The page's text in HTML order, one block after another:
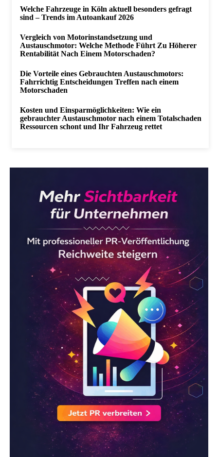
Welche Fahrzeuge in Köln aktuell besonders gefragt
sind – Trends im Autoankauf 2026
Vergleich von Motorinstandsetzung und
Austauschmotor: Welche Methode Führt Zu Höherer
Rentabilität Nach Einem Motorschaden?
Die Vorteile eines Gebrauchten Austauschmotors:
Fahrrichtig Entscheidungen Treffen nach einem
Motorschaden
Kosten und Einsparmöglichkeiten: Wie ein
gebrauchter Austauschmotor nach einem Totalschaden
Ressourcen schont und Ihr Fahrzeug rettet